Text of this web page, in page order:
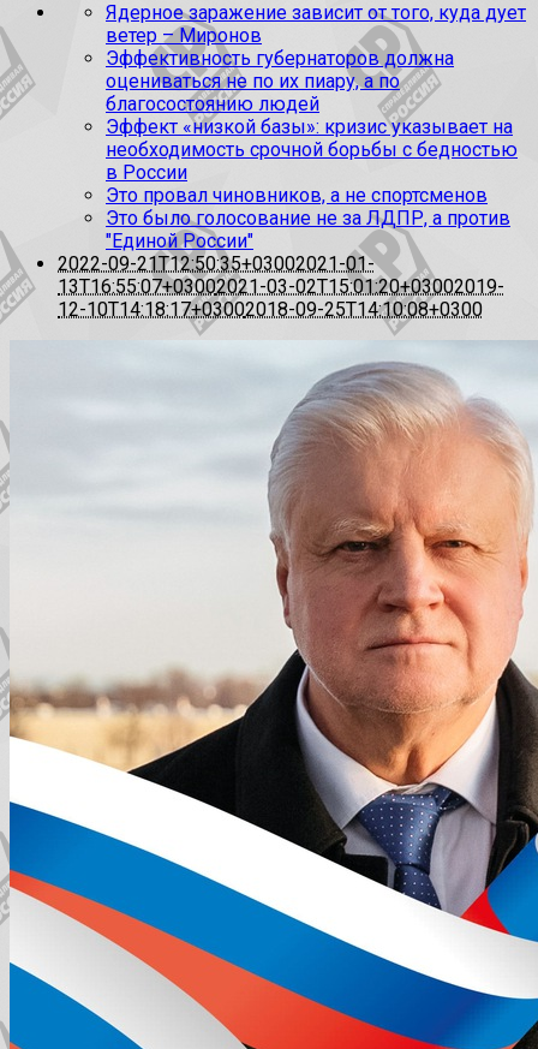
Ядерное заражение зависит от того, куда дует
ветер – Миронов
Эффективность губернаторов должна
оцениваться не по их пиару, а по
благосостоянию людей
Эффект «низкой базы»: кризис указывает на
необходимость срочной борьбы с бедностью
в России
Это провал чиновников, а не спортсменов
Это было голосование не за ЛДПР, а против
"Единой России"
2022-09-21T12:50:35+03002021-01-
13T16:55:07+03002021-03-02T15:01:20+03002019-
12-10T14:18:17+03002018-09-25T14:10:08+0300